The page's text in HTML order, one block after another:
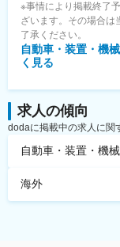
※事情により掲載終了
ざいます。その場合は
了承ください。
自動車・装置・機
く見る
求人の傾向
dodaに掲載中の求人に関
自動車・装置・機
海外